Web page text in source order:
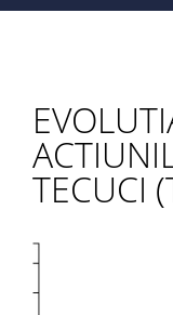
TECUCI